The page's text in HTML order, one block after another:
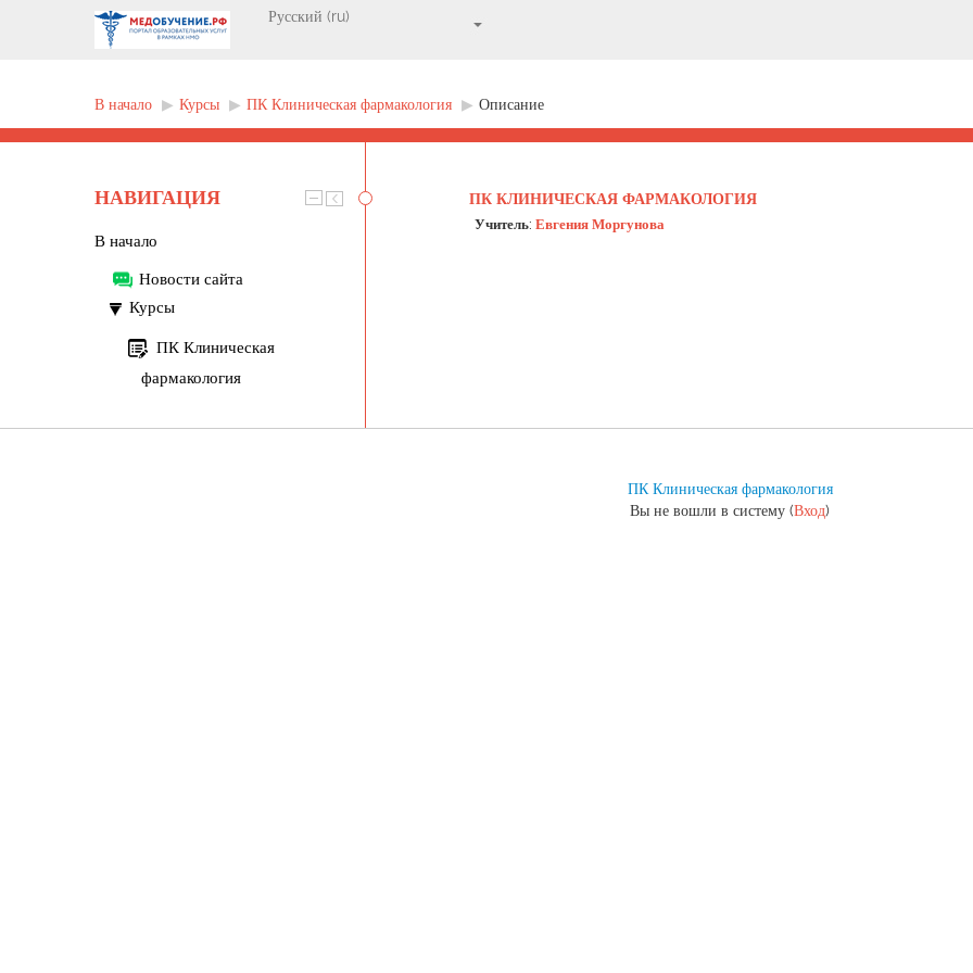
В начало ▶︎ Курсы ▶︎ ПК Клиническая фармакология ▶︎ Описание
ПК КЛИНИЧЕСКАЯ ФАРМАКОЛОГИЯ
Учитель:Евгения Моргунова
НАВИГАЦИЯ
В начало
Новости сайта
Курсы
ПК Клиническая
фармакология
ПК Клиническая фармакология
Вы не вошли в систему (Вход)